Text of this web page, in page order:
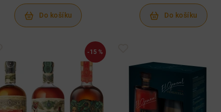
Do košíku Do košíku
-15 %